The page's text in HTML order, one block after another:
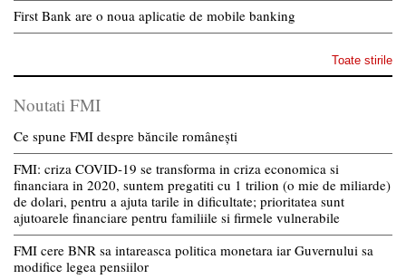
First Bank are o noua aplicatie de mobile banking
Toate stirile
Noutati FMI
Ce spune FMI despre băncile românești
FMI: criza COVID-19 se transforma in criza economica si
financiara in 2020, suntem pregatiti cu 1 trilion (o mie de miliarde)
de dolari, pentru a ajuta tarile in dificultate; prioritatea sunt
ajutoarele financiare pentru familiile si firmele vulnerabile
FMI cere BNR sa intareasca politica monetara iar Guvernului sa
modifice legea pensiilor